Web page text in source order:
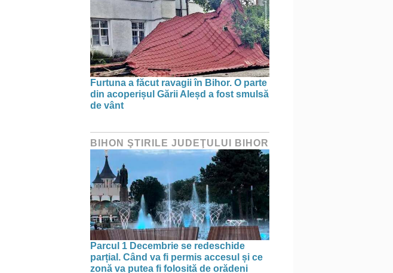
Furtuna a făcut ravagii în Bihor. O parte
din acoperișul Gării Aleșd a fost smulsă
de vânt
BIHON ŞTIRILE JUDEŢULUI BIHOR
Parcul 1 Decembrie se redeschide
parțial. Când va fi permis accesul și ce
zonă va putea fi folosită de orădeni